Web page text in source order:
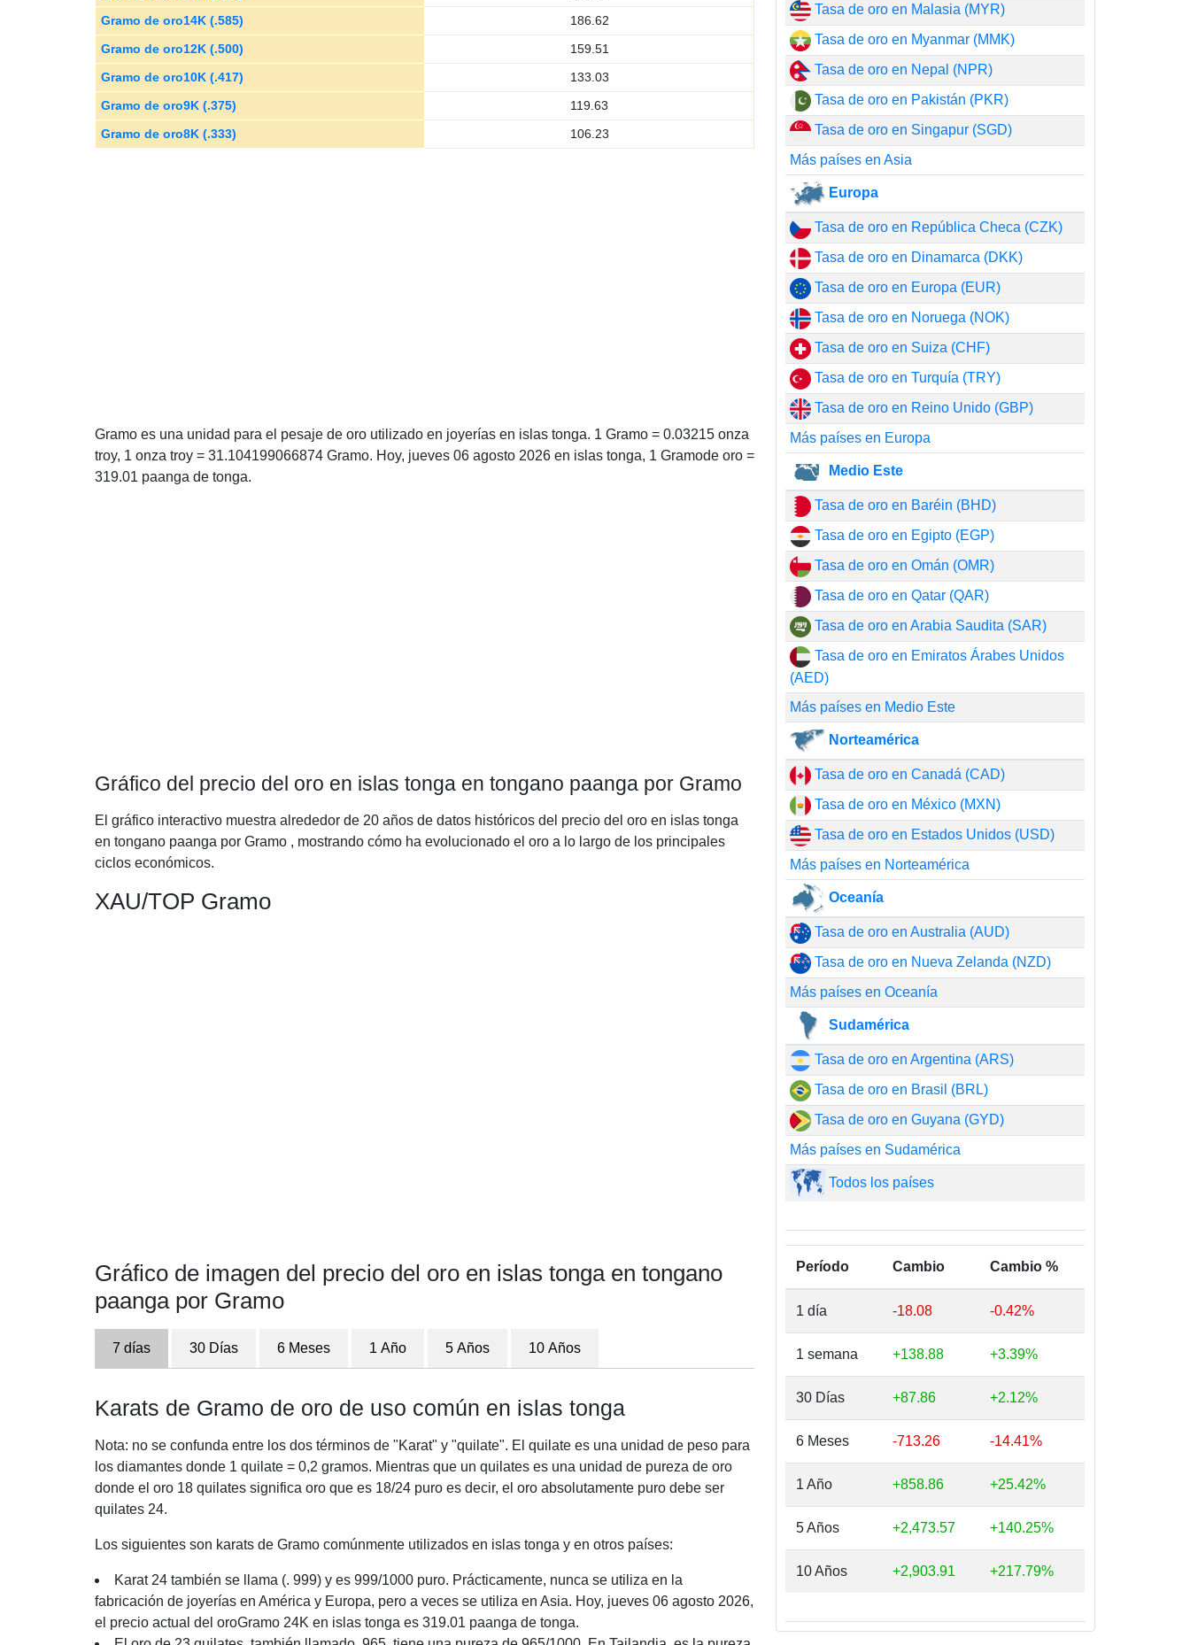
Gramo de oro14K (.585)
186.62
Gramo de oro12K (.500)
159.51
Gramo de oro10K (.417)
133.03
Gramo de oro9K (.375)
119.63
Gramo de oro8K (.333)
106.23
Gramo es una unidad para el pesaje de oro utilizado en joyerías en islas tonga. 1 Gramo = 0.03215 onza
troy, 1 onza troy = 31.104199066874 Gramo. Hoy, jueves 06 agosto 2026 en islas tonga, 1 Gramode oro =
319.01 paanga de tonga.
Gráfico del precio del oro en islas tonga en tongano paanga por Gramo
El gráfico interactivo muestra alrededor de 20 años de datos históricos del precio del oro en islas tonga
en tongano paanga por Gramo , mostrando cómo ha evolucionado el oro a lo largo de los principales
ciclos económicos.
XAU/TOP Gramo
Gráfico de imagen del precio del oro en islas tonga en tongano
paanga por Gramo
7 días 30 Días 6 Meses 1 Año 5 Años 10 Años
Karats de Gramo de oro de uso común en islas tonga
Nota: no se confunda entre los dos términos de "Karat" y "quilate". El quilate es una unidad de peso para
los diamantes donde 1 quilate = 0,2 gramos. Mientras que un quilates es una unidad de pureza de oro
donde el oro 18 quilates significa oro que es 18/24 puro es decir, el oro absolutamente puro debe ser
quilates 24.
Los siguientes son karats de Gramo comúnmente utilizados en islas tonga y en otros países:
Karat 24 también se llama (. 999) y es 999/1000 puro. Prácticamente, nunca se utiliza en la
fabricación de joyerías en América y Europa, pero a veces se utiliza en Asia. Hoy, jueves 06 agosto 2026,
el precio actual del oroGramo 24K en islas tonga es 319.01 paanga de tonga.
Tasa de oro en Malasia (MYR)
Tasa de oro en Myanmar (MMK)
Tasa de oro en Nepal (NPR)
Tasa de oro en Pakistán (PKR)
Tasa de oro en Singapur (SGD)
Más países en Asia
Europa
Tasa de oro en República Checa (CZK)
Tasa de oro en Dinamarca (DKK)
Tasa de oro en Europa (EUR)
Tasa de oro en Noruega (NOK)
Tasa de oro en Suiza (CHF)
Tasa de oro en Turquía (TRY)
Tasa de oro en Reino Unido (GBP)
Más países en Europa
Medio Este
Tasa de oro en Baréin (BHD)
Tasa de oro en Egipto (EGP)
Tasa de oro en Omán (OMR)
Tasa de oro en Qatar (QAR)
Tasa de oro en Arabia Saudita (SAR)
Tasa de oro en Emiratos Árabes Unidos
(AED)
Más países en Medio Este
Norteamérica
Tasa de oro en Canadá (CAD)
Tasa de oro en México (MXN)
Tasa de oro en Estados Unidos (USD)
Más países en Norteamérica
Oceanía
Tasa de oro en Australia (AUD)
Tasa de oro en Nueva Zelanda (NZD)
Más países en Oceanía
Sudamérica
Tasa de oro en Argentina (ARS)
Tasa de oro en Brasil (BRL)
Tasa de oro en Guyana (GYD)
Más países en Sudamérica
Todos los países
Período Cambio Cambio %
1 día -18.08 -0.42%
1 semana +138.88 +3.39%
30 Días +87.86 +2.12%
6 Meses -713.26 -14.41%
1 Año +858.86 +25.42%
5 Años +2,473.57 +140.25%
10 Años +2,903.91 +217.79%